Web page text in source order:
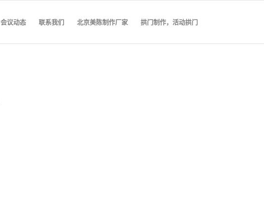
会议动态 联系我们 北京美陈制作厂家 拱门制作，活动拱门